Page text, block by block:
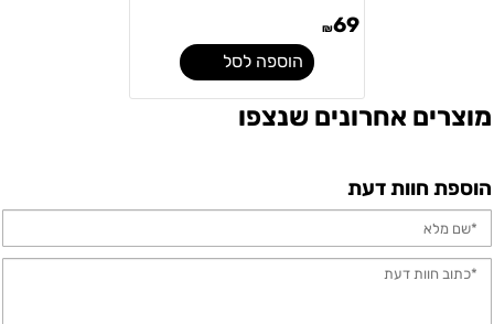
₪69
הוספה לסל
מוצרים אחרונים שנצפו
הוספת חוות דעת